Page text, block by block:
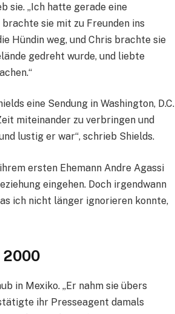
sie. „Ich hatte gerade eine
sie mit zu Freunden ins
Hündin weg, und Chris brachte sie
gedreht wurde, und liebte
eine Sendung in Washington, D.C.
miteinander zu verbringen und
lustig er war“, schrieb Shields.
ersten Ehemann Andre Agassi
eingehen. Doch irgendwann
ich nicht länger ignorieren konnte,
2000
in Mexiko. „Er nahm sie übers
ihr Presseagent damals